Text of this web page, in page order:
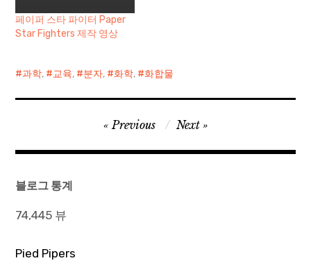
페이퍼 스타 파이터 Paper
Star Fighters 제작 영상
과학, 교육, 분자, 화학, 화합물
탐
Previous Next
블로그 통계
74,445 뷰
Pied Pipers